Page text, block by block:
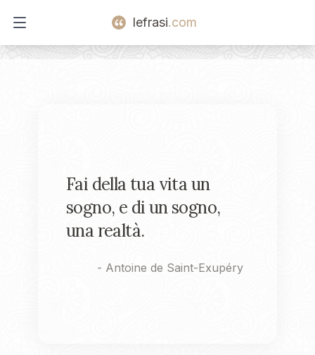
Open main menu
lefrasi.com
Fai della tua vita un
sogno, e di un sogno,
una realtà.
- Antoine de Saint-Exupéry